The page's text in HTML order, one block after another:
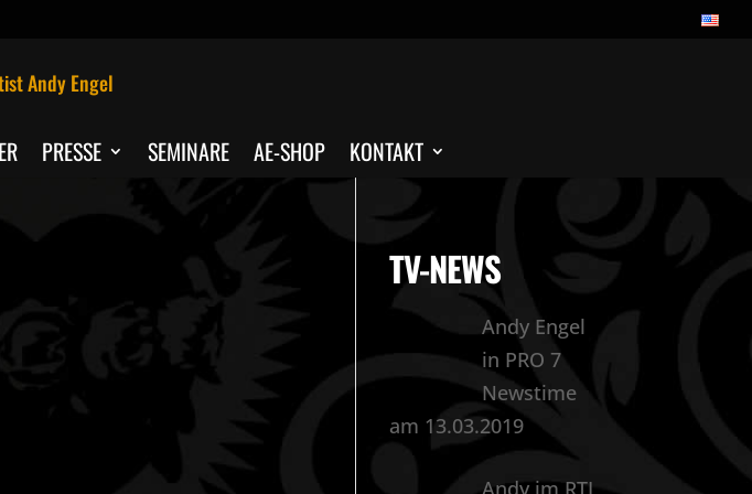
PRESSE SEMINARE AE-SHOP KONTAKT
TV-NEWS
Andy Engel
in PRO 7
Newstime
am 13.03.2019
Andy im RTL